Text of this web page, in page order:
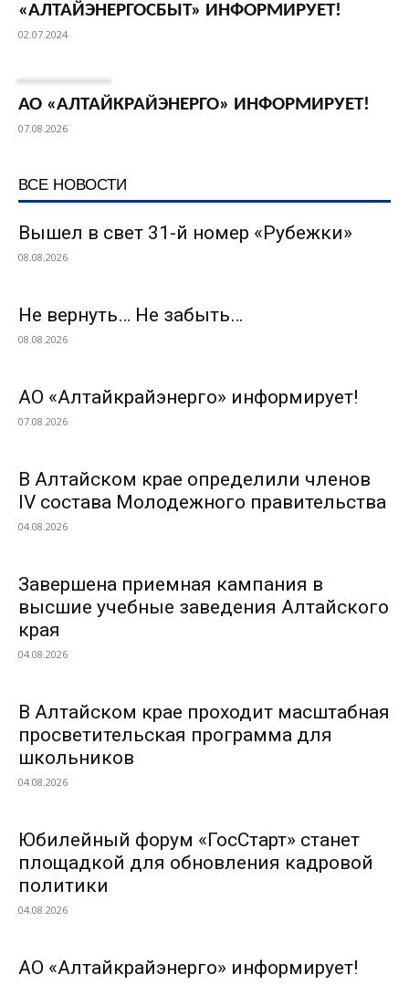
«АЛТАЙЭНЕРГОСБЫТ» ИНФОРМИРУЕТ!
02.07.2024
АО «АЛТАЙКРАЙЭНЕРГО» ИНФОРМИРУЕТ!
07.08.2026
ВСЕ НОВОСТИ
Вышел в свет 31-й номер «Рубежки»
08.08.2026
Не вернуть… Не забыть…
08.08.2026
АО «Алтайкрайэнерго» информирует!
07.08.2026
В Алтайском крае определили членов
IV состава Молодежного правительства
04.08.2026
Завершена приемная кампания в
высшие учебные заведения Алтайского
края
04.08.2026
В Алтайском крае проходит масштабная
просветительская программа для
школьников
04.08.2026
Юбилейный форум «ГосСтарт» станет
площадкой для обновления кадровой
политики
04.08.2026
АО «Алтайкрайэнерго» информирует!